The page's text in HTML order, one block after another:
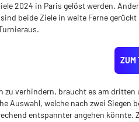
2024 in Paris gelöst werden.
beide Ziele in weite Ferne
ZUM
zu verhindern, braucht es am
Auswahl, welche nach zwei
entspannter angehen könnte.